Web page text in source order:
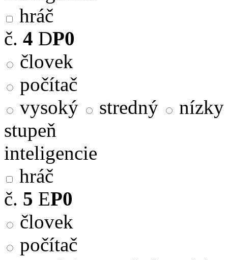
hráč
č. 4 DP0
človek
počítač
vysoký
stredný
nízky
stupeň
inteligencie
hráč
č. 5 EP0
človek
počítač